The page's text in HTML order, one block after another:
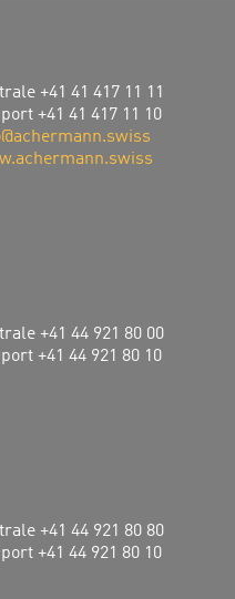
+41 41 417 11 11
+41 41 417 11 10
+41 44 921 80 00
+41 44 921 80 10
+41 44 921 80 80
+41 44 921 80 10